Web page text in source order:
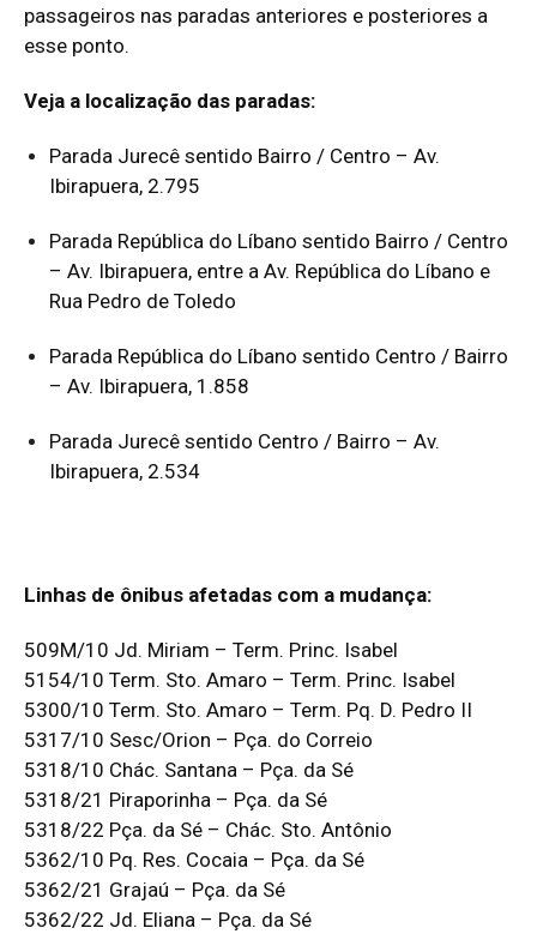
passageiros nas paradas anteriores e posteriores a
esse ponto.
Veja a localização das paradas:
Parada Jurecê sentido Bairro / Centro – Av.
Ibirapuera, 2.795
Parada República do Líbano sentido Bairro / Centro
– Av. Ibirapuera, entre a Av. República do Líbano e
Rua Pedro de Toledo
Parada República do Líbano sentido Centro / Bairro
– Av. Ibirapuera, 1.858
Parada Jurecê sentido Centro / Bairro – Av.
Ibirapuera, 2.534
Linhas de ônibus afetadas com a mudança:
509M/10 Jd. Miriam – Term. Princ. Isabel
5154/10 Term. Sto. Amaro – Term. Princ. Isabel
5300/10 Term. Sto. Amaro – Term. Pq. D. Pedro II
5317/10 Sesc/Orion – Pça. do Correio
5318/10 Chác. Santana – Pça. da Sé
5318/21 Piraporinha – Pça. da Sé
5318/22 Pça. da Sé – Chác. Sto. Antônio
5362/10 Pq. Res. Cocaia – Pça. da Sé
5362/21 Grajaú – Pça. da Sé
5362/22 Jd. Eliana – Pça. da Sé